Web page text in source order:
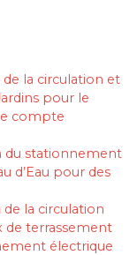
la circulation et
pour le
compte
du stationnement
d’Eau pour des
la circulation
de terrassement
électrique